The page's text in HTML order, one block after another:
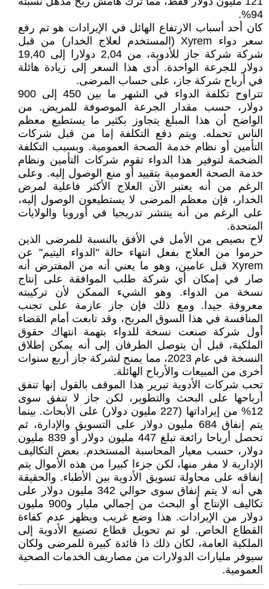
94%.
كان أحد أسباب الارتفاع الهائل في الإيرادات هو تم رفع
سعر دواء Xyrem (المستخدم لعلاج الخدار) من قبل
شركة شركة جاز للأدوية، من 2,04 دولارا إلى 19,40
دولار للجرعة الواحدة. أدى هذا السعر إلى زيادة هائلة
في أرباح شركة جاز، على حساب المرضى.
تتراوح تكلفة الدواء في الشهر ما بين 450 إلى 900
دولار، حسب مقدار الجرعة الموصوفة للمريض. من
الواضح أن هذا المبلغ يتجاوز بكثير ما يستطيع معظم
الناس تحمله. ويتم دفع التكلفة إما من قبل شركات
التأمين أو نظام خدمة الصحة العمومية. وبسبب التكلفة
الضخمة لتوفير هذا الدواء تقوم شركات التأمين ونظام
خدمة الصحة العمومية بتقييد أو منع الوصول إليه. وعلى
الرغم من أنه يعتبر الآن العلاج الأكثر فاعلية لمرض
الخدار، فإن معظم المرضى لا يستطيعون الوصول إليه،
على الرغم من أنه ينتشر تدريجيا في أوروبا والولايات
المتحدة.
لاح بصيص من الأمل في الأفق بالنسبة للمرضى الذين
حرموا من العلاج بفعل انتهاء حالة "الدواء اليتيم" عن
Xyrem قبل عامين، وهو ما يعني أنه من المفترض أنه
صار في إمكان أي شركة طلب الموافقة على إنتاج
نسخة من الدواء. وهو الشيء الممكن لأن تركيبته
معروفة جيدا. ومع ذلك فإن جاز عازمة على تجنب
المنافسة في هذا السوق المربح، وقد تابعت أمام القضاء
أول شركة صنعت نسخة للدواء بتهمة انتهاك حقوق
الملكية، قبل أن يتوصل الطرفان إلى أنه يمكن إطلاق
النسخة في عام 2023، مما يمنح لشركة جاز أربع سنوات
أخرى من المبيعات والأرباح الهائلة.
تحب شركات الأدوية تبرير هذا الموقف بالقول إنها تنفق
أرباحها على البحث والتطوير، لكن جاز لا تنفق سوى
12% من إيراداتها (227 مليون دولار) على الأبحاث. بينما
يتم إنفاق 684 مليون دولار على التسويق والإدارة، ثم
تحصل أرباحا رائعة تبلغ 447 مليون دولار أو 839 مليون
دولار، حسب معيار المحاسبة المستخدم. بعض التكاليف
الإدارية لا مفر منها، لكن جزءا كبيرا من هذه الأموال يتم
إنفاقه على محاولة تسويق الأدوية بين الأطباء. والحقيقة
هي أنه لا يتم إنفاق سوى حوالي 342 مليون دولار على
تكاليف الإنتاج أو البحث من إجمالي مليار و900 مليون
دولار من الإيرادات. هذا وضع غريب ويظهر عدم كفاءة
القطاع الخاص. لو تم تحويل قطاع تصنيع الأدوية إلى
الملكية العامة، لكان ذلك ذا فائدة كبيرة للمرضى ولكان
سيوفر مليارات الدولارات من مصاريف الخدمات الصحية
العمومية.